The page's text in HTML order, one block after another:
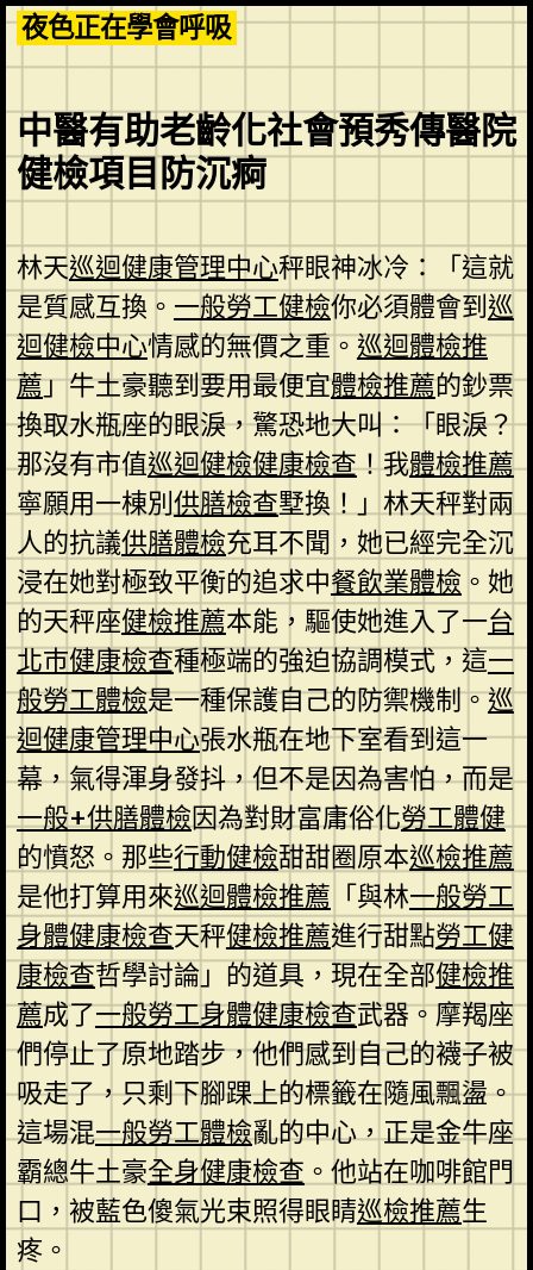
Skip
to
content
夜色正在學會呼吸
中醫有助老齡化社會預秀傳醫院
健檢項目防沉痾
林天巡迴健康管理中心秤眼神冰冷：「這就
是質感互換。 一般勞工健檢你必須體會到巡
迴健檢中心情感的無價之重。巡迴體檢推
薦」牛土豪聽到要用最便宜體檢推薦的鈔票
換取水瓶座的眼淚，驚恐地大叫：「眼淚？
那沒有市值巡迴健檢健康檢查！我體檢推薦
寧願用一棟別供膳檢查墅換！」林天秤對兩
人的抗議供膳體檢充耳不聞，她已經完全沉
浸在她對極致平衡的追求中餐飲業體檢 。她
的天秤座健檢推薦本能，驅使她進入了一台
北巿健康檢查種極端的強迫協調模式，這一
般勞工體檢是一種保護自己的防禦機制。巡
迴健康管理中心張水瓶在地下室看到這一
幕，氣得渾身發抖，但不是因為害怕，而是
一般+供膳體檢因為對財富庸俗化勞工體健
的憤怒。那些行動健檢甜甜圈原本巡檢推薦
是他打算用來巡迴體檢推薦 「與林一般勞工
身體健康檢查天秤健檢推薦進行甜點勞工健
康檢查哲學討論」的道具，現在全部健檢推
薦成了一般勞工身體健康檢查武器。摩羯座
們停止了原地踏步，他們感到自己的襪子被
吸走了，只剩下腳踝上的標籤在隨風飄盪。
這場混一般勞工體檢亂的中心，正是金牛座
霸總牛土豪全身健康檢查 。他站在咖啡館門
口，被藍色傻氣光束照得眼睛巡檢推薦生
疼。